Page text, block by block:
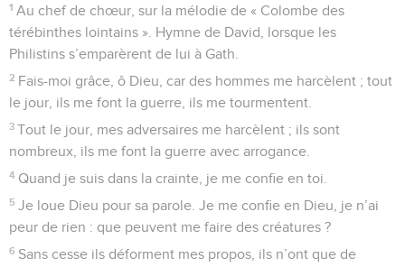
1 Au chef de chœur, sur la mélodie de « Colombe des
térébinthes lointains ». Hymne de David, lorsque les
Philistins s’emparèrent de lui à Gath.
2 Fais-moi grâce, ô Dieu, car des hommes me harcèlent ; tout
le jour, ils me font la guerre, ils me tourmentent.
3 Tout le jour, mes adversaires me harcèlent ; ils sont
nombreux, ils me font la guerre avec arrogance.
4 Quand je suis dans la crainte, je me confie en toi.
5 Je loue Dieu pour sa parole. Je me confie en Dieu, je n’ai
peur de rien : que peuvent me faire des créatures ?
6 Sans cesse ils déforment mes propos, ils n’ont que de